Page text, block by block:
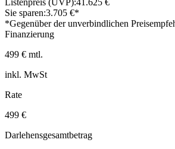
Listenpreis (UVP):41.625 €
Sie sparen:3.705 €*
*Gegenüber der unverbindlichen
Finanzierung
499 € mtl.
inkl. MwSt
Rate
499 €
Darlehensgesamtbetrag